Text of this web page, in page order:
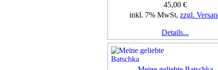
45,00 €
inkl. 7% MwSt, zzgl.
Details...